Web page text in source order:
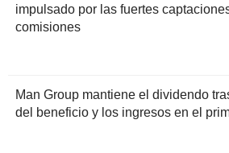
impulsado por las fuertes
comisiones
Man Group mantiene el dividendo
del beneficio y los ingresos en el